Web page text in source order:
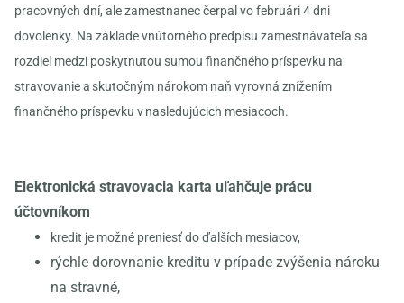
pracovných dní, ale zamestnanec čerpal vo februári 4 dni
dovolenky. Na základe vnútorného predpisu zamestnávateľa sa
rozdiel medzi poskytnutou sumou finančného príspevku na
stravovanie a skutočným nárokom naň vyrovná znížením
finančného príspevku v nasledujúcich mesiacoch.
Elektronická stravovacia karta uľahčuje prácu
účtovníkom
kredit je možné preniesť do ďalších mesiacov,
rýchle dorovnanie kreditu v prípade zvýšenia nároku
na stravné,